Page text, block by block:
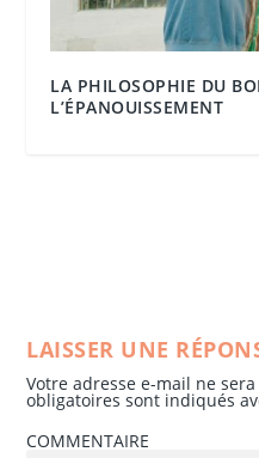
LA PHILOSOPHIE DU
L’ÉPANOUISSEMENT
LAISSER UNE
Votre adresse e-mail ne
obligatoires sont indiqués
COMMENTAIRE